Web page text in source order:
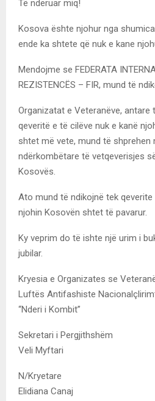
Të nderuar miq!
Kosova ështe njohur nga
ende ka shtete që nuk e kane
Mendojme se FEDERATA
REZISTENCËS – FIR, mund të
Organizatat e Veteranëve, antare
qeveritë e të cilëve nuk e kanë
shtet më vete, mund të
ndërkombëtare të vetqeverisjes
Kosovës.
Ato mund të ndikojnë tek
njohin Kosovën shtet të pavarur.
Ky veprim do të ishte një urim i
jubilar.
Kryesia e Organizates se
Luftës Antifashiste
“Nderi i Kombit”
Sekretari i Pergjithshëm
Veli Myftari
N/Kryetare
Elidiana Canaj